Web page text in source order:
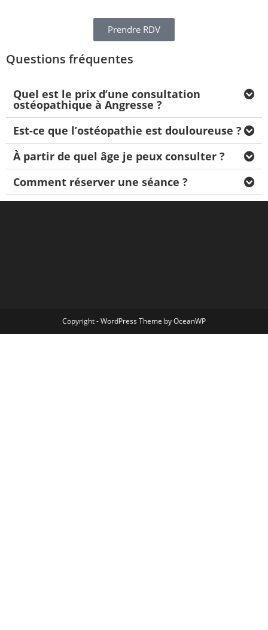
Prendre RDV
Questions fréquentes
Quel est le prix d’une consultation
ostéopathique à Angresse ?
Est-ce que l’ostéopathie est douloureuse ?
À partir de quel âge je peux consulter ?
Comment réserver une séance ?
Copyright - WordPress Theme by OceanWP